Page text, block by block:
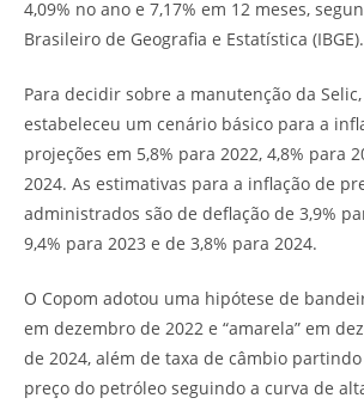
4,09% no ano e 7,17% em 12 meses,
Brasileiro de Geografia e Estatística (IBGE).
Para decidir sobre a manutenção da
estabeleceu um cenário básico para a
projeções em 5,8% para 2022, 4,8% para
2024. As estimativas para a inflação de
administrados são de deflação de 3,9%
9,4% para 2023 e de 3,8% para 2024.
O Copom adotou uma hipótese de
em dezembro de 2022 e “amarela” em
de 2024, além de taxa de câmbio partindo
preço do petróleo seguindo a curva de